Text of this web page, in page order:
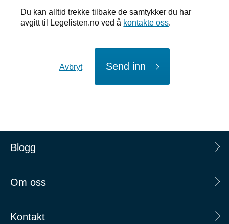
Du kan alltid trekke tilbake de samtykker du har
avgitt til Legelisten.no ved å kontakte oss.
Avbryt Send inn
Blogg
Om oss
Kontakt